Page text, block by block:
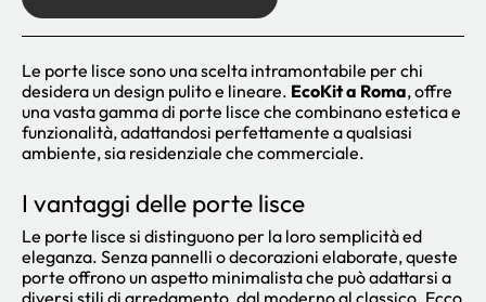
Le porte lisce sono una scelta intramontabile per chi
desidera un design pulito e lineare. EcoKit a Roma, offre
una vasta gamma di porte lisce che combinano estetica e
funzionalità, adattandosi perfettamente a qualsiasi
ambiente, sia residenziale che commerciale.
I vantaggi delle porte lisce
Le porte lisce si distinguono per la loro semplicità ed
eleganza. Senza pannelli o decorazioni elaborate, queste
porte offrono un aspetto minimalista che può adattarsi a
diversi stili di arredamento, dal moderno al classico. Ecco